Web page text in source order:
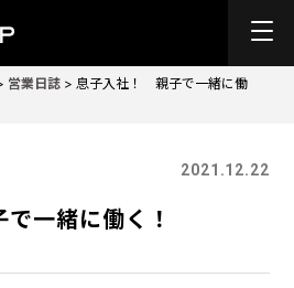
営業日誌 >息子入社！ 親子で一緒に働
2021.12.22
一緒に働く！